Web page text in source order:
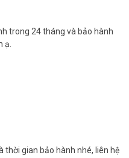
trong 24 tháng và bảo hành
ạ.
thời gian bảo hành nhé, liên hệ